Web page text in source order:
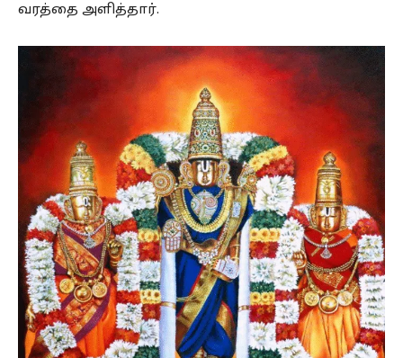
வரத்தை அளித்தார்.